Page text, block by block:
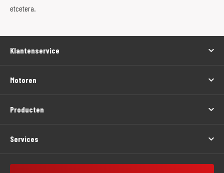
etcetera.
Klantenservice
Motoren
Producten
Services